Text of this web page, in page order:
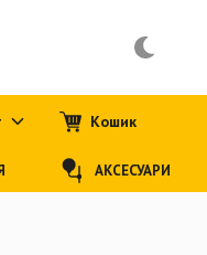
Кошик
АКСЕСУАРИ